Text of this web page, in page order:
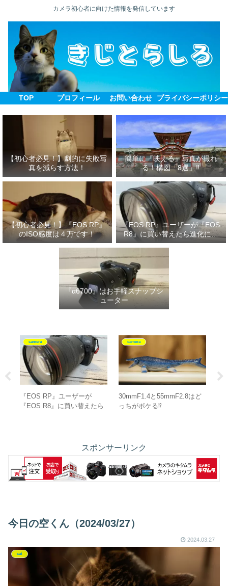
カメラ初心者に向けた情報を発信しています
TOP プロフィール お問い合わせ プライバシーポリシー
【初心者必見！】劇的に失敗写
真を減らす方法！
簡単に『映える』写真が撮れ
る！構図「8選」‼
【初心者必見！】『EOS RP』
のISO感度は４万です！
『EOS RP』ユーザーが『EOS
R8』に買い替えたら進化に驚
いた‼
『α6700』はお手軽スナップシ
ューター
グッズ紹介
SALOMON『X-ADVENTURE
GORE-TEX』は全ての写真愛
camera
『α6700』を買ったら揃えた
いもの”10選”！
スポンサーリンク
今日の空くん（2024/03/27）
2024.03.27
cat